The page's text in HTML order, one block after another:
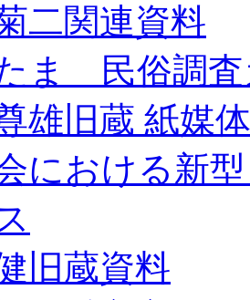
二関連資料
ま 民俗調査
雄旧蔵 紙媒
における新
旧蔵資料